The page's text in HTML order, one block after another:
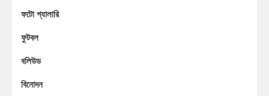
ফটো গ্যালারি
ফুটবল
বলিউড
বিনোদন